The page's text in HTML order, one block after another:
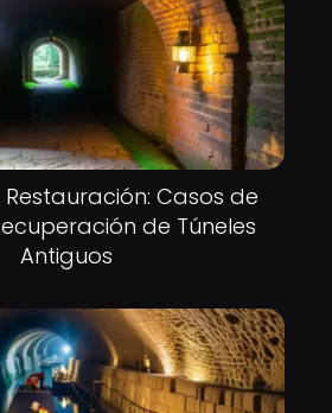
Restauración: Casos de
de Túneles
Antiguos